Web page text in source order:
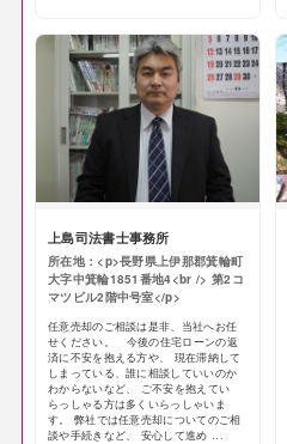
上島司法書士事務所
所在地：<p>長野県上伊那郡箕輪町
大字中箕輪1851番地4<br /> 第2コ
マツビル2階中号室</p>
任意売却のご相談は是非、当社へお任
せください。 今後の住宅ローンの返
済に不安を抱える方や、 現在滞納して
しまっている、誰に相談していいのか
わからないなど、 ご不安を抱えてい
らっしゃる方は多くいらっしゃいま
す。 弊社では任意売却についてのご相
談や手続きなど、 安心して進め ...